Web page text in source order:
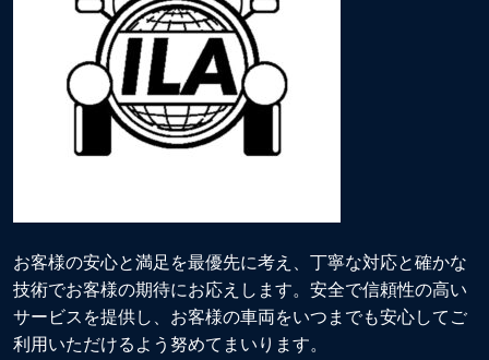
お客様の安心と満足を最優先に考え、丁寧な対応と確かな
技術でお客様の期待にお応えします。安全で信頼性の高い
サービスを提供し、お客様の車両をいつまでも安心してご
利用いただけるよう努めてまいります。